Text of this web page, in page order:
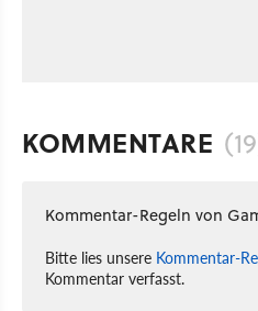
KOMMENTARE
Kommentar-Regeln von
Bitte lies unsere Kommentar-
Kommentar verfasst.